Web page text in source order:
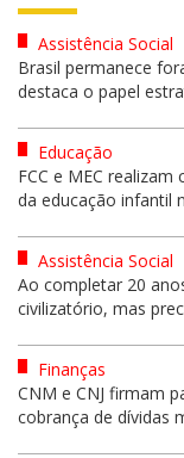
Assistência Social
Brasil permanece
destaca o papel
Educação
FCC e MEC
da educação infantil
Assistência Social
Ao completar 20
civilizatório, mas
Finanças
CNM e CNJ firmam
cobrança de dívidas